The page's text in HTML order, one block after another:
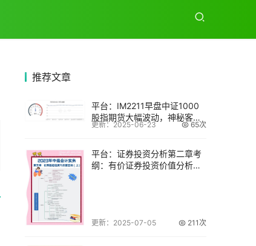
推荐文章
平台：IM2211早盘中证1000
股指期货大幅波动，神秘客户
或损1
更新：2025-06-23 65次
平台：证券投资分析第二章考
纲：有价证券投资价值分析要
更新：2025-07-05 211次